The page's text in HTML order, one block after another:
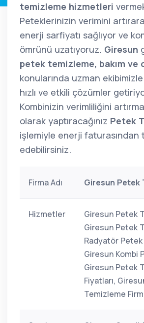
temizleme hizmetleri
Peteklerinizin verimini
enerji sarfiyatı sağlıyor ve
ömrünü uzatıyoruz. Giresun
petek temizleme, bakım ve
konularında uzman ekibimizle
hızlı ve etkili çözümler
Kombinizin verimliliğini
olarak yaptıracağınız Petek
işlemiyle enerji faturasından
edebilirsiniz.
Firma Adı Giresun Petek
Hizmetler
Giresun Petek
Giresun Petek
Radyatör
Giresun Kombi
Giresun Petek
Fiyatları,
Temizleme